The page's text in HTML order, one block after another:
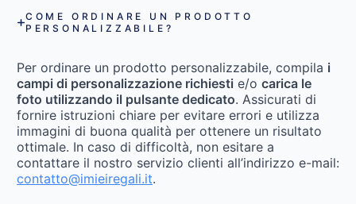
COME ORDINARE UN PRODOTTO
PERSONALIZZABILE?
Per ordinare un prodotto personalizzabile, compila i
campi di personalizzazione richiesti e/o carica le
foto utilizzando il pulsante dedicato. Assicurati di
fornire istruzioni chiare per evitare errori e utilizza
immagini di buona qualità per ottenere un risultato
ottimale. In caso di difficoltà, non esitare a
contattare il nostro servizio clienti all’indirizzo e-mail:
contatto@imieiregali.it.